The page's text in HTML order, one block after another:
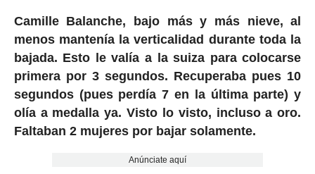
Camille Balanche, bajo más y más nieve, al
menos mantenía la verticalidad durante toda la
bajada. Esto le valía a la suiza para colocarse
primera por 3 segundos. Recuperaba pues 10
segundos (pues perdía 7 en la última parte) y
olía a medalla ya. Visto lo visto, incluso a oro.
Faltaban 2 mujeres por bajar solamente.
Anúnciate aquí